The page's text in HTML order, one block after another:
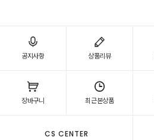
공지사항 상품리뷰
장바구니 최근본상품
CS CENTER